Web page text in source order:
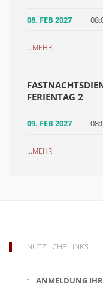
08. FEB 2027
...MEHR
FERIENTAG 2
09. FEB 2027
...MEHR
NÜTZLICHE LINKS
ANMELDUNG